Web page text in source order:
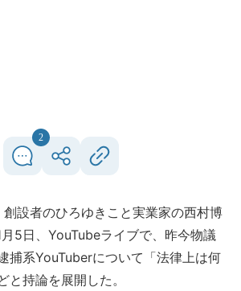
2
設者のひろゆきこと実業家の西村博
5日、YouTubeライブで、昨今物議
捕系YouTuberについて「法律上は何
と持論を展開した。